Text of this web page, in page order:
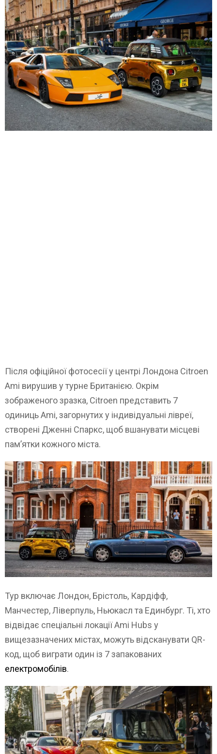
Після офіційної фотосесії у центрі Лондона Citroen
Ami вирушив у турне Британією. Окрім
зображеного зразка, Citroen представить 7
одиниць Ami, загорнутих у індивідуальні лівреї,
створені Дженні Спаркс, щоб вшанувати місцеві
пам’ятки кожного міста.
Тур включає Лондон, Брістоль, Кардіфф,
Манчестер, Ліверпуль, Ньюкасл та Единбург. Ті, хто
відвідає спеціальні локації Ami Hubs у
вищезазначених містах, можуть відсканувати QR-
код, щоб виграти один із 7 запакованих
електромобілів.